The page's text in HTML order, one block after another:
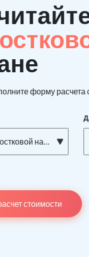
форму расчета
наркомании
стоимости